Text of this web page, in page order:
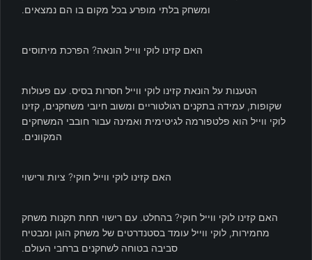
ומשחק בלתי מופרע בכל מקום בו הם נמצאים.
האם קזינו לוקי ווייל הונאה? הפרכת מיתוסים
הטענות על הונאת קזינו לוקי ווייל חסרות בסיס. עם פעולות
שקופות, עמידה בתקנים רגולטוריים ומשוב חיובי משחקנים, קזינו
לוקי ווייל הוא פלטפורמה לגיטימית ואמינה עבור חובבי המשחקים
המקוונים.
האם קזינו לוקי ווייל חוקי? ציות ורישוי
האם קזינו לוקי ווייל חוקי? בהחלט. עם רישוי תחת תקנות משחק
מחמירות, לוקי ווייל עומד בסטנדרטים של משחק הוגן ומבטיח
סביבה בטוחה לשחקנים ברחבי העולם.